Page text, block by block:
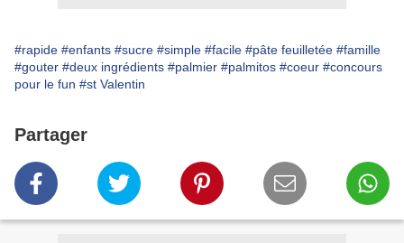
#rapide #enfants #sucre #simple #facile #pâte feuilletée #famille
#gouter #deux ingrédients #palmier #palmitos #coeur #concours
pour le fun #st Valentin
Partager